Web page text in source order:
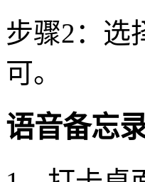
步骤2：选
可。
语音备忘